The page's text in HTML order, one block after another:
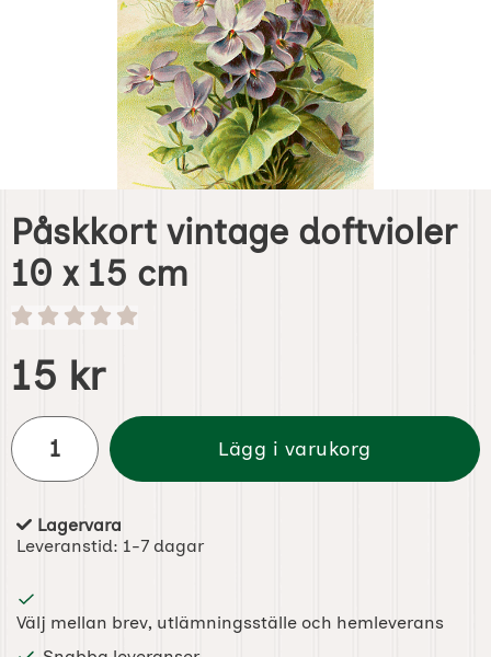
Påskkort vintage doftvioler
10 x 15 cm
Handla denna produkt Påskkort vintage doftvioler 10 x 15
pris
15 kr
antal
Lägg i varukorg
Tillgänglighet:
Lagervara
Leveranstid: 1-7 dagar
Välj mellan brev, utlämningsställe och hemleverans